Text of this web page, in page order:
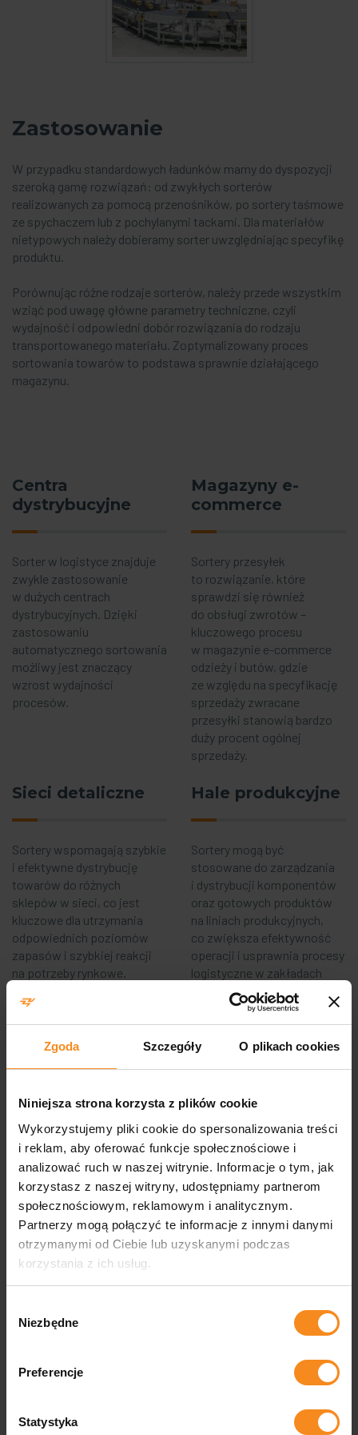
Zgoda Szczegóły O plikach cookies
Niniejsza strona korzysta z plików cookie
Wykorzystujemy pliki cookie do spersonalizowania treści
i reklam, aby oferować funkcje społecznościowe i
analizować ruch w naszej witrynie. Informacje o tym, jak
korzystasz z naszej witryny, udostępniamy partnerom
społecznościowym, reklamowym i analitycznym.
Partnerzy mogą połączyć te informacje z innymi danymi
otrzymanymi od Ciebie lub uzyskanymi podczas
korzystania z ich usług.
zgody
Niezbędne
Preferencje
Statystyka
Zastosowanie
W przypadku standardowych ładunków mamy do dyspozycji
szeroką gamę rozwiązań: od zwykłych sorterów
realizowanych za pomocą przenośników, po sortery taśmowe
ze spychaczem lub z pochylanymi tackami. Dla materiałów
nietypowych należy dobieramy sorter uwzględniając specyfikę
produktu.
Porównując różne rodzaje sorterów, należy przede wszystkim
wziąć pod uwagę główne parametry techniczne, czyli
wydajność i odpowiedni dobór rozwiązania do rodzaju
transportowanego materiału. Zoptymalizowany proces
sortowania towarów to podstawa sprawnie działającego
magazynu.
Centra
dystrybucyjne
Sorter w logistyce znajduje
zwykle zastosowanie
w dużych centrach
dystrybucyjnych. Dzięki
zastosowaniu
automatycznego sortowania
możliwy jest znaczący
wzrost wydajności
procesów.
Magazyny e-
commerce
Sortery przesyłek
to rozwiązanie, które
sprawdzi się również
do obsługi zwrotów –
kluczowego procesu
w magazynie e-commerce
odzieży i butów, gdzie
ze względu na specyfikację
sprzedaży zwracane
przesyłki stanowią bardzo
duży procent ogólnej
sprzedaży.
Sieci detaliczne
Sortery wspomagają szybkie
i efektywne dystrybucję
towarów do różnych
sklepów w sieci, co jest
kluczowe dla utrzymania
odpowiednich poziomów
zapasów i szybkiej reakcji
na potrzeby rynkowe.
Hale produkcyjne
Sortery mogą być
stosowane do zarządzania
i dystrybucji komponentów
oraz gotowych produktów
na liniach produkcyjnych,
co zwiększa efektywność
operacji i usprawnia procesy
logistyczne w zakładach
produkcyjnych.
Sortowanie paczek
Sortowanie jest nieodzownym procesem w wielu branżach,
od e-commerce po dystrybucję. Dzięki zastosowaniu
nowoczesnych maszyn takich jak przenośniki rolkowe,
możliwe jest szybkie i precyzyjne sortowanie paczek,
co zdecydowanie wpływa na poprawę efektywności całego
łańcucha dostaw. Naszemaszyny sortujące
są zaprojektowane do obsługi różnych rodzajów
i rozmiarów paczek, co pozwala na ich uniwersalne
zastosowanie w różnorodnych środowiskach pracy.
Sorter automatyczny jest sercem naszego systemu
maszyny mogą automatycznie klasyfikować i kierować towary
do odpowiednich stref wysyłki lub magazynowania.
taśmowy znacząco zwiększa przepustowość operacji,
minimalizuje błędy i skraca czas potrzebny